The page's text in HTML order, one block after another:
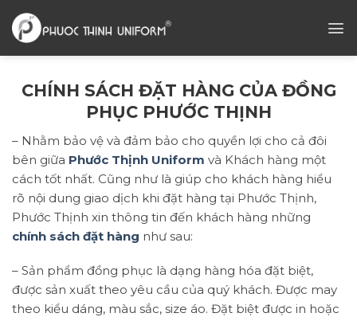
đến
CHÍNH SÁCH ĐẶT HÀNG CỦA ĐỒNG
PHỤC PHƯỚC THỊNH
– Nhằm bảo vệ và đảm bảo cho quyền lợi cho cả đôi
bên giữa Phước Thịnh Uniform và Khách hàng một
cách tốt nhất. Cũng như là giúp cho khách hàng hiểu
rõ nội dung giao dịch khi đặt hàng tại Phước Thịnh,
Phước Thịnh xin thông tin đến khách hàng những
chính sách đặt hàng như sau:
– Sản phẩm đồng phục là dạng hàng hóa đặt biệt,
được sản xuất theo yêu cầu của quý khách. Được may
theo kiểu dáng, màu sắc, size áo. Đặt biệt được in hoặc